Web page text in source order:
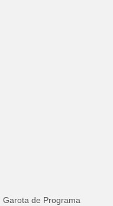
Garota de Programa